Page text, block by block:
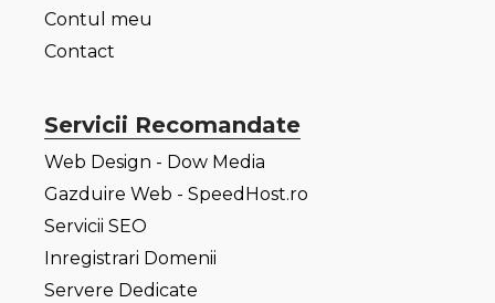
Contul meu
Contact
Servicii Recomandate
Web Design - Dow Media
Gazduire Web - SpeedHost.ro
Servicii SEO
Inregistrari Domenii
Servere Dedicate